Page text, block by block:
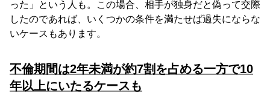
った」という人も。この場合、相手が独身だと偽って交際
したのであれば、いくつかの条件を満たせば過失にならな
いケースもあります。
不倫期間は2年未満が約7割を占める一方で10
年以上にいたるケースも